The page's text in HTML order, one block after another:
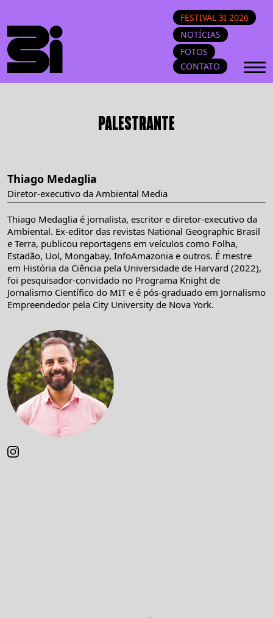
FESTIVAL 3I 2026
NOTÍCIAS
FOTOS
CONTATO
PALESTRANTE
Thiago Medaglia
Diretor-executivo da Ambiental Media
Thiago Medaglia é jornalista, escritor e diretor-executivo da
Ambiental. Ex-editor das revistas National Geographic Brasil
e Terra, publicou reportagens em veículos como Folha,
Estadão, Uol, Mongabay, InfoAmazonia e outros. É mestre
em História da Ciência pela Universidade de Harvard (2022),
foi pesquisador-convidado no Programa Knight de
Jornalismo Científico do MIT e é pós-graduado em Jornalismo
Empreendedor pela City University de Nova York.